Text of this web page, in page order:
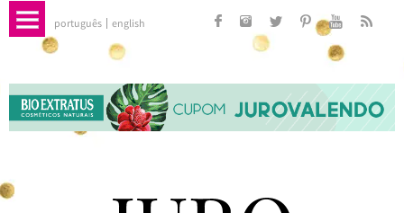
português english